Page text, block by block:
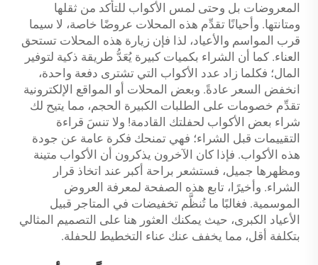
المعروضات بل وحتى لمس الأكواب للتأكد من ثقلها
ومتانتها. وأحيانًا تقدِّم هذه المحلات عروضًا خاصة، لا سيما
قرب المواسم والأعياد، لذا فإن زيارة هذه المحلات تستحق
العناء. كما أن الشراء بكميات كبيرة يُعَدُّ طريقة ذكية لتوفير
المال؛ فكلما زاد عدد الأكواب التي تشترى دفعة واحدة،
انخفض السعر عادةً. وبعض المحلات أو المواقع الإلكترونية
تقدِّم خصومات على الطلبات الكبيرة الحجم، مما يتيح لك
شراء بعض الأكواب لحفلتك القادمة! ولا تنسَ قراءة
التقييمات قبل الشراء؛ فهي تمنحك فكرة عامة عن جودة
هذه الأكواب. فإذا كان الآخرون يذكرون أن الأكواب متينة
ومظهرها جميل، فستشعر براحة أكبر عند اتخاذ قرار
الشراء. وأخيرًا، تابع هذه الصفحة لمعرفة العروض
الموسمية. فغالبًا ما تُنظَّم تخفيضات في المتاجر قبيل
الأعياد الكبرى، حيث يمكنك العثور هنا على التصميم المثالي
بتكلفة أقل، مما يخفف عنك عناء التخطيط للحفلة.